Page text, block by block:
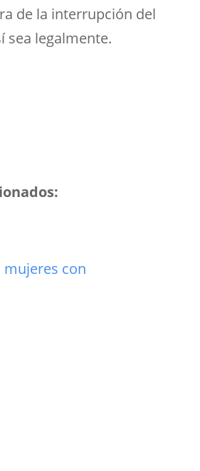
de la interrupción del
sea legalmente.
con